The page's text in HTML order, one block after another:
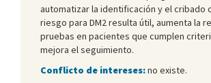
automatizar la identificación y el cribado
riesgo para DM2 resulta útil, aumenta la
pruebas en pacientes que cumplen
mejora el seguimiento.
Conflicto de intereses:no existe.